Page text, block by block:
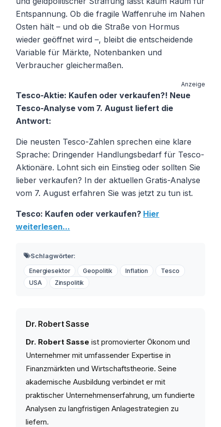
Entspannung. Ob die fragile Waffenruhe im Nahen
Osten hält – und ob die Straße von Hormus
wieder geöffnet wird –, bleibt die entscheidende
Variable für Märkte, Notenbanken und
Verbraucher gleichermaßen.
Anzeige
Tesco-Aktie: Kaufen oder verkaufen?! Neue
Tesco-Analyse vom 7. August liefert die
Antwort:
Die neusten Tesco-Zahlen sprechen eine klare
Sprache: Dringender Handlungsbedarf für Tesco-
Aktionäre. Lohnt sich ein Einstieg oder sollten Sie
lieber verkaufen? In der aktuellen Gratis-Analyse
vom 7. August erfahren Sie was jetzt zu tun ist.
Tesco: Kaufen oder verkaufen? Hier
weiterlesen...
Schlagwörter:
Energiesektor Geopolitik Inflation
Tesco
USA
Zinspolitik
Dr. Robert Sasse
Dr. Robert Sasse ist promovierter Ökonom und
Unternehmer mit umfassender Expertise in
Finanzmärkten und Wirtschaftstheorie. Seine
akademische Ausbildung verbindet er mit
praktischer Unternehmenserfahrung, um fundierte
Analysen zu langfristigen Anlagestrategien zu
liefern.